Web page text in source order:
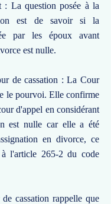
: La question posée à la
est de savoir si la
par les époux avant
est nulle.
de cassation : La Cour
le pourvoi. Elle confirme
d'appel en considérant
est nulle car elle a été
en divorce, ce
l'article 265-2 du code
cassation rappelle que